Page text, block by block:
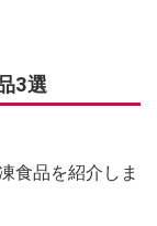
3選
食品を紹介しま